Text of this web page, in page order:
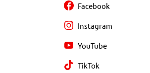
Facebook
Instagram
YouTube
TikTok